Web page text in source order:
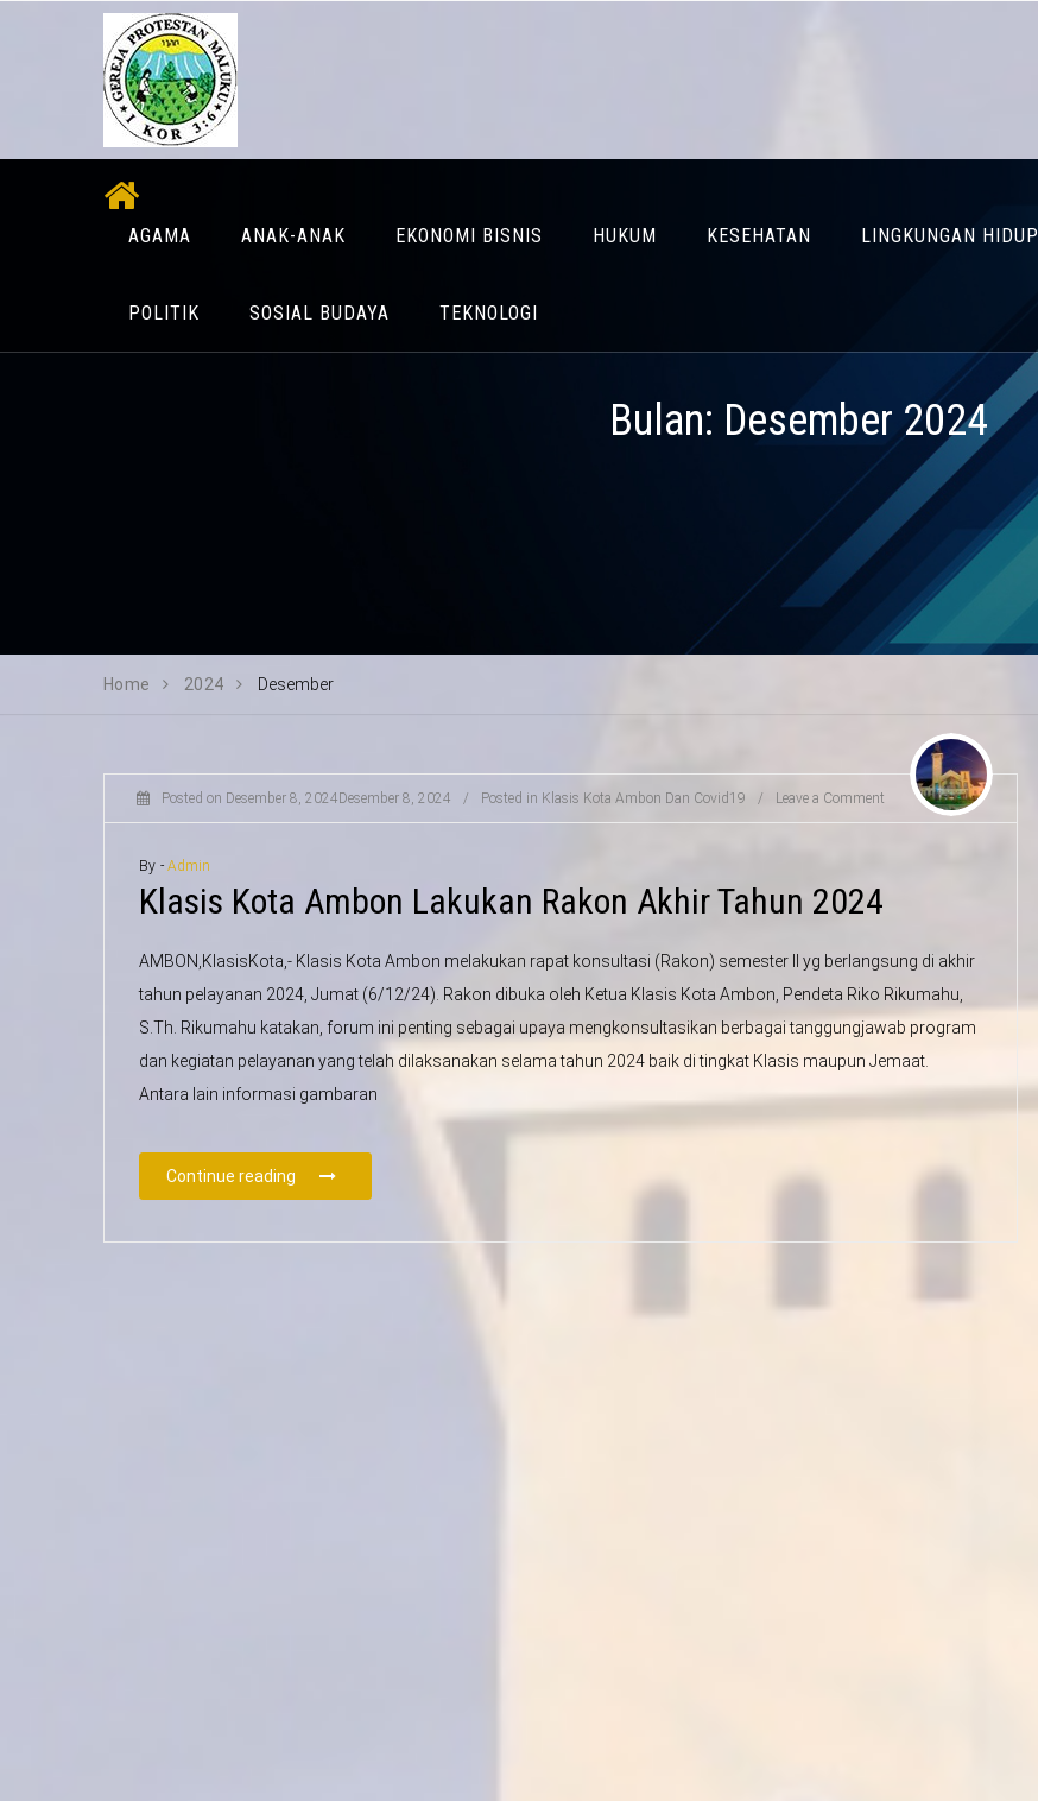
AGAMA ANAK-ANAK EKONOMI BISNIS HUKUM KESEHATAN LINGKUNGAN HIDUP
POLITIK SOSIAL BUDAYA TEKNOLOGI
Bulan: Desember 2024
Home 2024 Desember
Posted on Desember 8, 2024 Desember 8, 2024 / Posted in Klasis Kota Ambon Dan Covid19 / Leave a Comment
By - Admin
Klasis Kota Ambon Lakukan Rakon Akhir Tahun 2024
AMBON,KlasisKota,- Klasis Kota Ambon melakukan rapat konsultasi (Rakon) semester II yg berlangsung di akhir
tahun pelayanan 2024, Jumat (6/12/24). Rakon dibuka oleh Ketua Klasis Kota Ambon, Pendeta Riko Rikumahu,
S.Th. Rikumahu katakan, forum ini penting sebagai upaya mengkonsultasikan berbagai tanggungjawab program
dan kegiatan pelayanan yang telah dilaksanakan selama tahun 2024 baik di tingkat Klasis maupun Jemaat.
Antara lain informasi gambaran
Continue reading